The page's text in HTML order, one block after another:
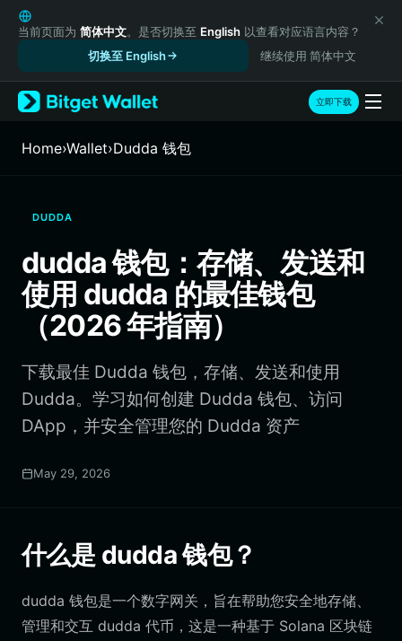
English
日本語
Русский
Español (Latinoamérica)
Türkçe
Italiano
繁體中文
Português (Portugal)
Bahasa Indonesia
ภาษาไทย
Português (Brasil)
Español (Argentina)
当前页面为 简体中文。是否切换至 English 以查看对应语言内容？
切换至 English
继续使用 简体中文
立即下载
Home›Wallet›Dudda 钱包
DUDDA
dudda 钱包：存储、发送和
使用 dudda 的最佳钱包
（2026 年指南）
下载最佳 Dudda 钱包，存储、发送和使用
Dudda。学习如何创建 Dudda 钱包、访问
DApp，并安全管理您的 Dudda 资产
May 29, 2026
什么是 dudda 钱包？
dudda 钱包是一个数字网关，旨在帮助您安全地存储、
管理和交互 dudda 代币，这是一种基于 Solana 区块链